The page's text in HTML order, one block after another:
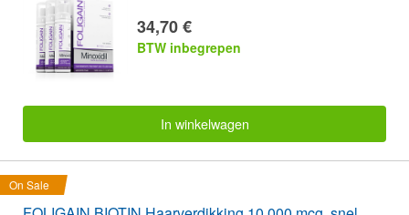
34,70 €
BTW inbegrepen
In winkelwagen
On Sale